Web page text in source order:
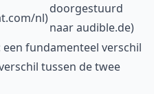
nl)
doorgestuurd
naar audible.de)
fundamenteel verschil
tussen de twee